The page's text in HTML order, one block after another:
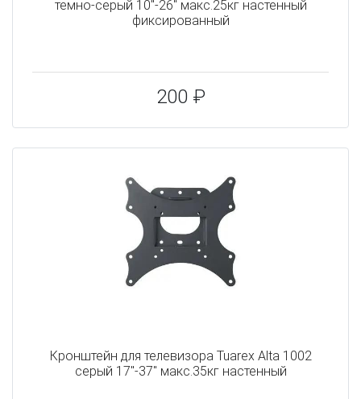
темно-серый 10"-26" макс.25кг настенный
фиксированный
200 ₽
Кронштейн для телевизора Tuarex Alta 1002
серый 17"-37" макс.35кг настенный